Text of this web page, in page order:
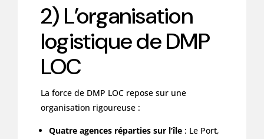
2) L’organisation
logistique de DMP
LOC
La force de DMP LOC repose sur une
organisation rigoureuse :
Quatre agences réparties sur l’île: Le Port,